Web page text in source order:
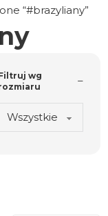
“#brazyliany”
wg